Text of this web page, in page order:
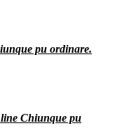
pu ordinare.
Chiunque pu